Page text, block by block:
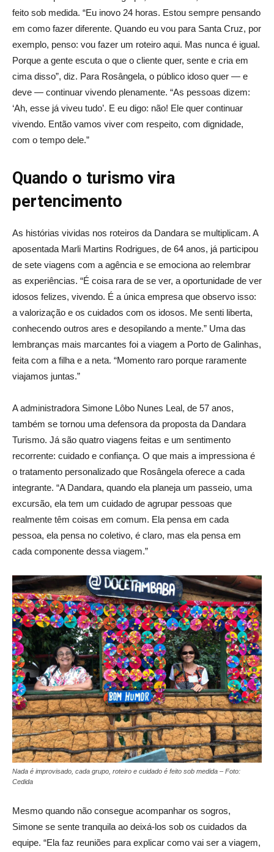
feito sob medida. “Eu inovo 24 horas. Estou sempre pensando
em como fazer diferente. Quando eu vou para Santa Cruz, por
exemplo, penso: vou fazer um roteiro aqui. Mas nunca é igual.
Porque a gente escuta o que o cliente quer, sente e cria em
cima disso”, diz. Para Rosângela, o público idoso quer — e
deve — continuar vivendo plenamente. “As pessoas dizem:
‘Ah, esse já viveu tudo’. E eu digo: não! Ele quer continuar
vivendo. Então vamos viver com respeito, com dignidade,
com o tempo dele.”
Quando o turismo vira
pertencimento
As histórias vividas nos roteiros da Dandara se multiplicam. A
aposentada Marli Martins Rodrigues, de 64 anos, já participou
de sete viagens com a agência e se emociona ao relembrar
as experiências. “É coisa rara de se ver, a oportunidade de ver
idosos felizes, vivendo. É a única empresa que observo isso:
a valorização e os cuidados com os idosos. Me senti liberta,
conhecendo outros ares e desopilando a mente.” Uma das
lembranças mais marcantes foi a viagem a Porto de Galinhas,
feita com a filha e a neta. “Momento raro porque raramente
viajamos juntas.”
A administradora Simone Lôbo Nunes Leal, de 57 anos,
também se tornou uma defensora da proposta da Dandara
Turismo. Já são quatro viagens feitas e um sentimento
recorrente: cuidado e confiança. O que mais a impressiona é
o tratamento personalizado que Rosângela oferece a cada
integrante. “A Dandara, quando ela planeja um passeio, uma
excursão, ela tem um cuidado de agrupar pessoas que
realmente têm coisas em comum. Ela pensa em cada
pessoa, ela pensa no coletivo, é claro, mas ela pensa em
cada componente dessa viagem.”
Nada é improvisado, cada grupo, roteiro e cuidado é feito sob medida – Foto:
Cedida
Mesmo quando não consegue acompanhar os sogros,
Simone se sente tranquila ao deixá-los sob os cuidados da
equipe. “Ela faz reuniões para explicar como vai ser a viagem,